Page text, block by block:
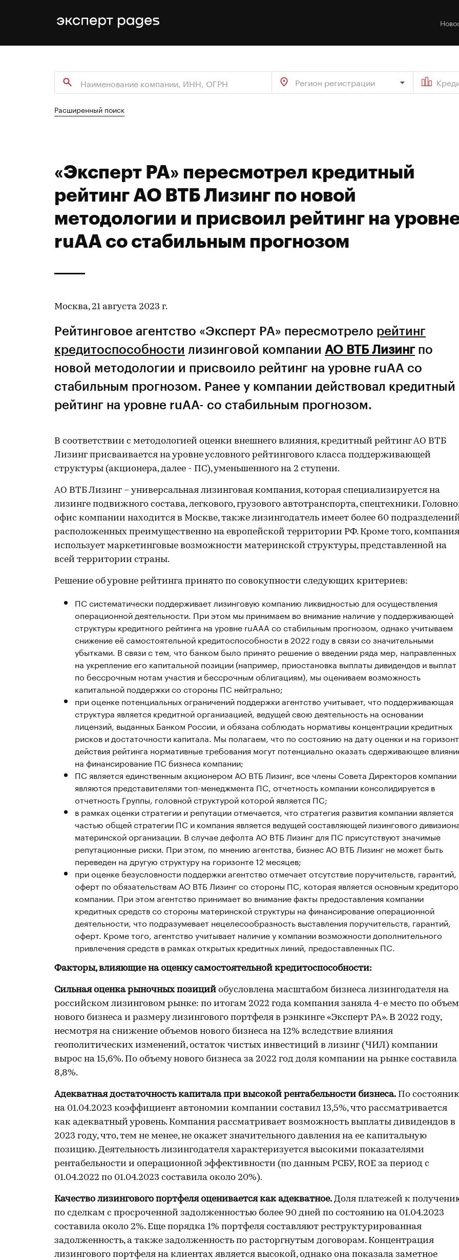
Регион регистрации
Расширенный поиск
«Эксперт РА» пересмотрел кредитный
рейтинг АО ВТБ Лизинг по новой
методологии и присвоил рейтинг на
ruАА со стабильным прогнозом
Москва, 21 августа 2023 г.
Рейтинговое агентство «Эксперт РА» пересмотрело рейтинг
кредитоспособности лизинговой компании АО ВТБ Лизингпо
новой методологии и присвоило рейтинг на уровне ruАА со
стабильным прогнозом. Ранее у компании действовал кредитный
рейтинг на уровне ruAА- со стабильным прогнозом.
В соответствии с методологией оценки внешнего влияния, кредитный рейтинг АО ВТБ
Лизинг присваивается на уровне условного рейтингового класса поддерживающей
структуры (акционера, далее - ПС), уменьшенного на 2 ступени.
АО ВТБ Лизинг – универсальная лизинговая компания, которая специализируется на
лизинге подвижного состава, легкового, грузового автотранспорта, спецтехники.
офис компании находится в Москве, также лизингодатель имеет более 60
расположенных преимущественно на европейской территории РФ. Кроме того, компания
использует маркетинговые возможности материнской структуры, представленной на
всей территории страны.
Решение об уровне рейтинга принято по совокупности следующих критериев:
ПС систематически поддерживает лизинговую компанию ликвидностью для осуществления
операционной деятельности. При этом мы принимаем во внимание наличие у поддерживающей
структуры кредитного рейтинга на уровне ruAAА со стабильным прогнозом, однако учитываем
снижение её самостоятельной кредитоспособности в 2022 году в связи со значительными
убытками. В связи с тем, что банком было принято решение о введении ряда мер, направленных
на укрепление его капитальной позиции (например, приостановка выплаты дивидендов и выплат
по бессрочным нотам участия и бессрочным облигациям), мы оцениваем возможность
капитальной поддержки со стороны ПС нейтрально;
при оценке потенциальных ограничений поддержки агентство учитывает, что поддерживающая
структура является кредитной организацией, ведущей свою деятельность на основании
лицензий, выданных Банком России, и обязана соблюдать нормативы концентрации кредитных
рисков и достаточности капитала. Мы полагаем, что по состоянию на дату оценки и на
действия рейтинга нормативные требования могут потенциально оказать сдерживающее
на финансирование ПС бизнеса компании;
ПС является единственным акционером АО ВТБ Лизинг, все члены Совета Директоров компании
являются представителями топ-менеджмента ПС, отчетность компании консолидируется в
отчетность Группы, головной структурой которой является ПС;
в рамках оценки стратегии и репутации отмечается, что стратегия развития компании является
частью общей стратегии ПС и компания является ведущей составляющей лизингового
материнской организации. В случае дефолта АО ВТБ Лизинг для ПС присутствуют значимые
репутационные риски. При этом, по мнению агентства, бизнес АО ВТБ Лизинг не может быть
переведен на другую структуру на горизонте 12 месяцев;
при оценке безусловности поддержки агентство отмечает отсутствие поручительств, гарантий,
оферт по обязательствам АО ВТБ Лизинг со стороны ПС, которая является основным
компании. При этом агентство принимает во внимание факты предоставления компании
кредитных средств со стороны материнской структуры на финансирование операционной
деятельности, что подразумевает нецелесообразность выставления поручительств, гарантий,
оферт. Кроме того, агентство учитывает наличие у компании возможности дополнительного
привлечения средств в рамках открытых кредитных линий, предоставленных ПС.
Факторы, влияющие на оценку самостоятельной кредитоспособности:
Сильная оценка рыночных позиций обусловлена масштабом бизнеса лизингодателя на
российском лизинговом рынке: по итогам 2022 года компания заняла 4-е место по
нового бизнеса и размеру лизингового портфеля в рэнкинге «Эксперт РА». В 2022 году,
несмотря на снижение объемов нового бизнеса на 12% вследствие влияния
геополитических изменений, остаток чистых инвестиций в лизинг (ЧИЛ) компании
вырос на 15,6%. По объему нового бизнеса за 2022 год доля компании на рынке составила
8,8%.
Адекватная достаточность капитала при высокой рентабельности бизнеса. По
на 01.04.2023 коэффициент автономии компании составил 13,5%, что рассматривается
как адекватный уровень. Компания рассматривает возможность выплаты дивидендов в
2023 году, что, тем не менее, не окажет значительного давления на ее капитальную
позицию. Деятельность лизингодателя характеризуется высокими показателями
рентабельности и операционной эффективности (по данным РСБУ, ROE за период с
01.04.2022 по 01.04.2023 составила около 20%).
Качество лизингового портфеля оценивается как адекватное. Доля платежей к
по сделкам с просроченной задолженностью более 90 дней по состоянию на 01.04.2023
составила около 2%. Еще порядка 1% портфеля составляют реструктурированная
задолженность, а также задолженность по расторгнутым договорам. Концентрация
лизингового портфеля на клиентах является высокой, однако она показала заметное